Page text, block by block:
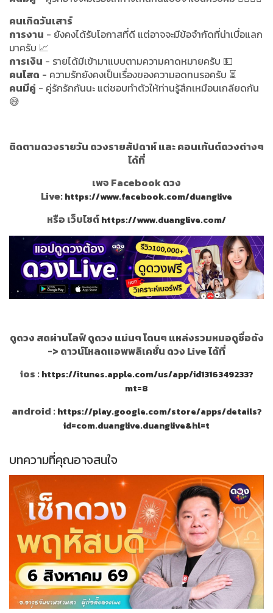
คนเกิดวันเสาร์
การงาน - ยังคงได้รับโอกาสที่ดี แต่อาจจะมีข้อจำกัดที่น่าเบื่อแลก
มาครับ 📈
การเงิน - รายได้มีเข้ามาแบบตามความคาดหมายครับ 💵
คนโสด - ความรักยังคงเป็นเรื่องของความอดทนรอครับ ⏳
คนมีคู่ - คู่รักรักกันนะ แต่ชอบทำตัวให้ท่านรู้สึกเหมือนเกลียดกัน
😅
ติดตามดวงรายวัน ดวงรายสัปดาห์ และ คอนเท้นต์ดวงต่างๆ
ได้ที่
เพจ Facebook ดวง
Live:https://www.facebook.com/duanglive
หรือ เว็บไซต์https://www.duanglive.com/
ดูดวง สดผ่านไลฟ์ ดูดวง แม่นๆ โดนๆ แหล่งรวมหมอดูชื่อดัง
-> ดาวน์โหลดแอพพลิเคชั่น ดวง Live ได้ที่
ios :https://itunes.apple.com/us/app/id1316349233?
mt=8
android :https://play.google.com/store/apps/details?
id=com.duanglive.duanglive&hl=t
บทความที่คุณอาจสนใจ